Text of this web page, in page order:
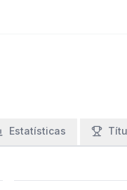
Estatísticas